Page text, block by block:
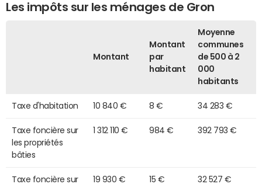
Les impôts sur les ménages de Gron
Montant
Montant
par
habitant
Moyenne
communes
de 500 à 2
000
habitants
Taxe d'habitation 10 840 € 8 € 34 283 €
Taxe foncière sur
les propriétés
bâties
1 312 110 € 984 € 392 793 €
Taxe foncière sur
19 930 € 15 € 32 527 €